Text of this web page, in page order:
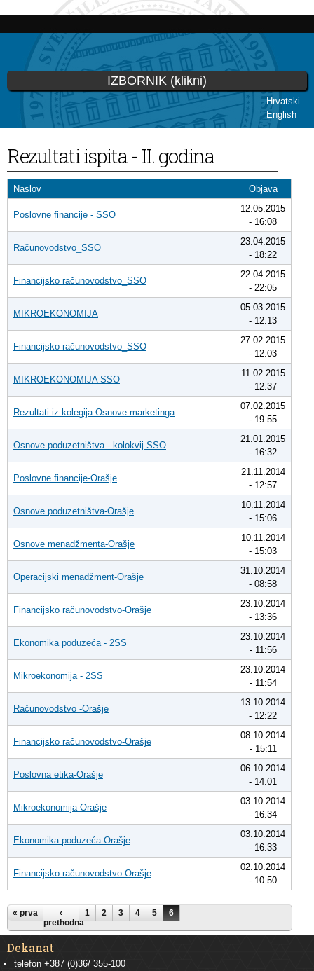
Skip to
content
Hrvatski
English
IZBORNIK (klikni)
You are here
Rezultati ispita - II. godina
Naslov Objava
Poslovne financije - SSO
12.05.2015
- 16:08
Računovodstvo_SSO
23.04.2015
- 18:22
Financijsko računovodstvo_SSO
22.04.2015
- 22:05
MIKROEKONOMIJA
05.03.2015
- 12:13
Financijsko računovodstvo_SSO
27.02.2015
- 12:03
MIKROEKONOMIJA SSO
11.02.2015
- 12:37
Rezultati iz kolegija Osnove marketinga
07.02.2015
- 19:55
Osnove poduzetništva - kolokvij SSO
21.01.2015
- 16:32
Poslovne financije-Orašje
21.11.2014
- 12:57
Osnove poduzetništva-Orašje
10.11.2014
- 15:06
Osnove menadžmenta-Orašje
10.11.2014
- 15:03
Operacijski menadžment-Orašje
31.10.2014
- 08:58
Financijsko računovodstvo-Orašje
23.10.2014
- 13:36
Ekonomika poduzeća - 2SS
23.10.2014
- 11:56
Mikroekonomija - 2SS
23.10.2014
- 11:54
Računovodstvo -Orašje
13.10.2014
- 12:22
Financijsko računovodstvo-Orašje
08.10.2014
- 15:11
Poslovna etika-Orašje
06.10.2014
- 14:01
Mikroekonomija-Orašje
03.10.2014
- 16:34
Ekonomika poduzeća-Orašje
03.10.2014
- 16:33
Financijsko računovodstvo-Orašje
02.10.2014
- 10:50
Pages
« prva
‹
prethodna
1 2 3 4 5 6
Dekanat
telefon +387 (0)36/ 355-100